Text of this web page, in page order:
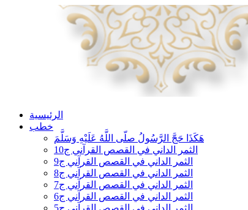
الرئيسية
خطب
هَكَذَا حَجَّ الرَّسُولُ صلّى اللَّهُ عَلَيْهِ وَسَلَّمَ
الثمر الداني في القصص القرآني ج10
الثمر الداني في القصص القرآني ج9
الثمر الداني في القصص القرآني ج8
الثمر الداني في القصص القرآني ج7
الثمر الداني في القصص القرآني ج6
الثمر الداني في القصص القرآني ج5